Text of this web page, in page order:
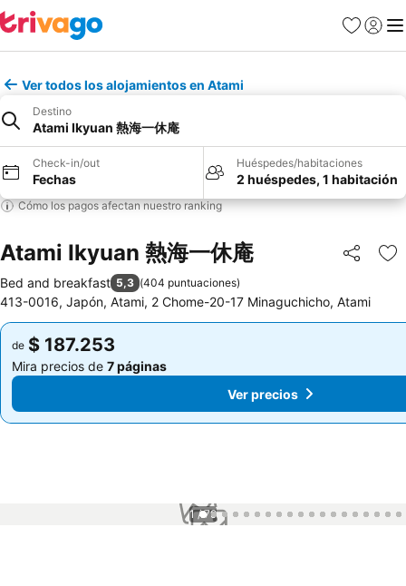
Favoritos
Iniciar
Ver todos los alojamientos en Atami
Destino
Atami Ikyuan 熱海一休庵
Check-in/out
Fechas
Huéspedes/habitaciones
2 huéspedes, 1 habitación
Cómo los pagos afectan nuestro ranking
Atami Ikyuan 熱海一休庵 Compartir
Bed and breakfast 5,3 (404 puntuaciones)
413-0016, Japón, Atami, 2 Chome-20-17 Minaguchicho, Atami
de $ 187.253
Mira precios de 7 páginas
Ver precios
de $ 187.253
Mira precios de 7 páginas
Ver precios
1 / 79